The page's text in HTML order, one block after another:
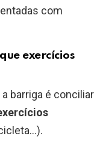
com
exercícios
barriga é conciliar